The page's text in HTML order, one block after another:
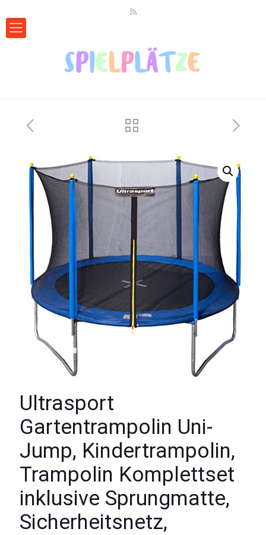
Ultrasport
Gartentrampolin Uni-
Jump, Kindertrampolin,
Trampolin Komplettset
inklusive Sprungmatte,
Sicherheitsnetz,